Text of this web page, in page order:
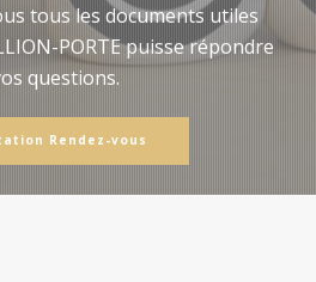
tous les documents utiles
PORTE puisse répondre
questions.
Rendez-vous